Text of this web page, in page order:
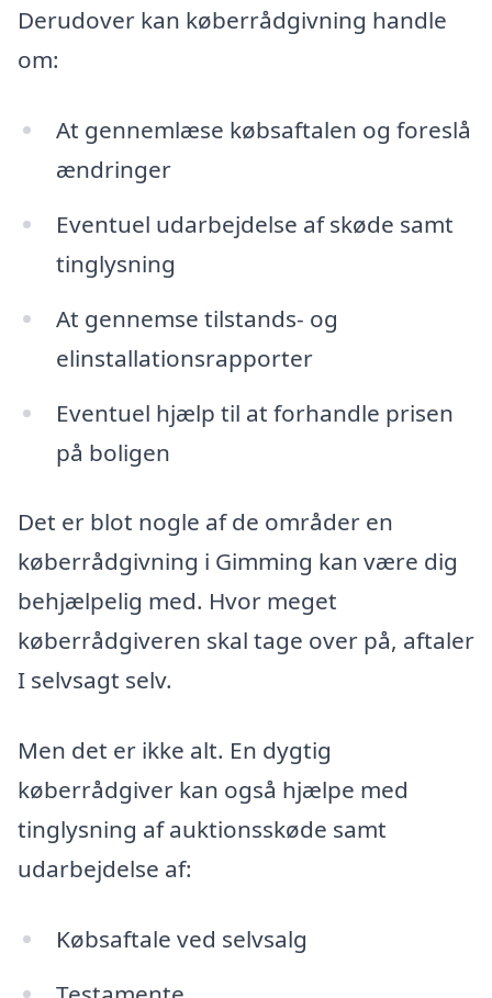
Derudover kan køberrådgivning handle
om:
At gennemlæse købsaftalen og foreslå
ændringer
Eventuel udarbejdelse af skøde samt
tinglysning
At gennemse tilstands- og
elinstallationsrapporter
Eventuel hjælp til at forhandle prisen
på boligen
Det er blot nogle af de områder en
køberrådgivning i Gimming kan være dig
behjælpelig med. Hvor meget
køberrådgiveren skal tage over på, aftaler
I selvsagt selv.
Men det er ikke alt. En dygtig
køberrådgiver kan også hjælpe med
tinglysning af auktionsskøde samt
udarbejdelse af:
Købsaftale ved selvsalg